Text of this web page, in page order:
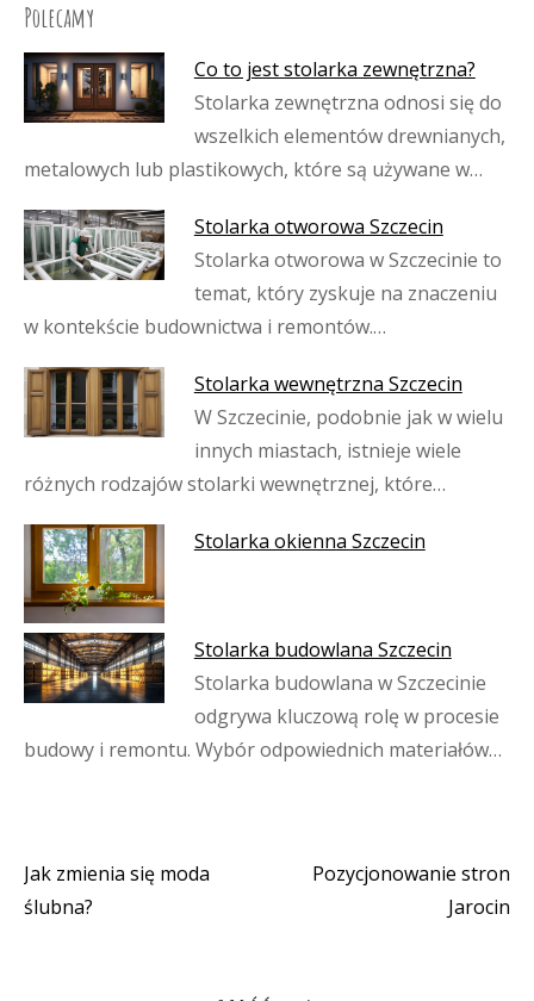
Polecamy
Co to jest stolarka zewnętrzna?
Stolarka zewnętrzna odnosi się do
wszelkich elementów drewnianych,
metalowych lub plastikowych, które są używane w…
Stolarka otworowa Szczecin
Stolarka otworowa w Szczecinie to
temat, który zyskuje na znaczeniu
w kontekście budownictwa i remontów.…
Stolarka wewnętrzna Szczecin
W Szczecinie, podobnie jak w wielu
innych miastach, istnieje wiele
różnych rodzajów stolarki wewnętrznej, które…
Stolarka okienna Szczecin
Stolarka budowlana Szczecin
Stolarka budowlana w Szczecinie
odgrywa kluczową rolę w procesie
budowy i remontu. Wybór odpowiednich materiałów…
Nawigacja
Jak zmienia się moda
ślubna?
Pozycjonowanie stron
Jarocin